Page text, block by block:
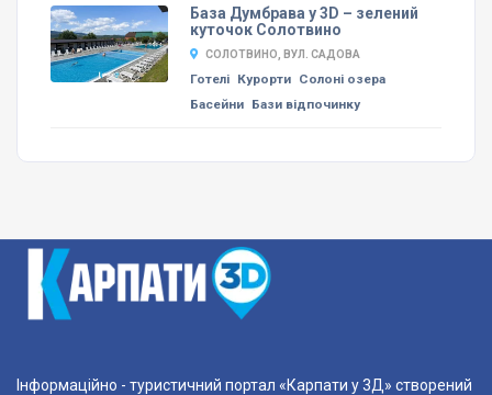
База Думбрава у 3D – зелений
куточок Солотвино
СОЛОТВИНО, ВУЛ. САДОВА
Готелі Курорти Солоні озера
Басейни Бази відпочинку
Інформаційно - туристичний портал «Карпати у 3Д» створений